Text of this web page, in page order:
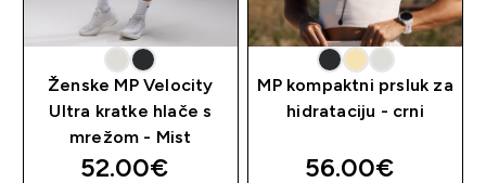
Ženske MP Velocity
Ultra kratke hlače s
mrežom - Mist
52.00€‎
MP kompaktni prsluk za
hidrataciju - crni
56.00€‎